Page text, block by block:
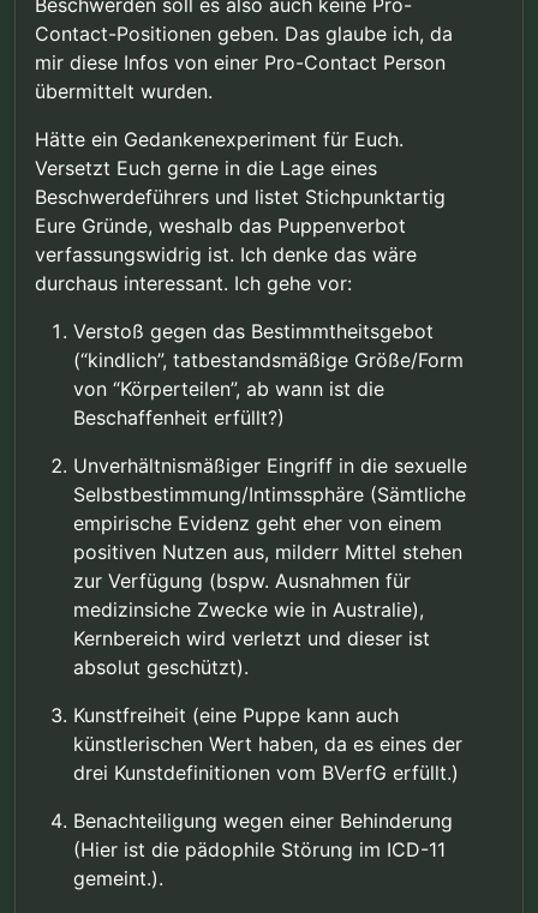
Beschwerden soll es also auch keine Pro-
Contact-Positionen geben. Das glaube ich, da
mir diese Infos von einer Pro-Contact Person
übermittelt wurden.
Hätte ein Gedankenexperiment für Euch.
Versetzt Euch gerne in die Lage eines
Beschwerdeführers und listet Stichpunktartig
Eure Gründe, weshalb das Puppenverbot
verfassungswidrig ist. Ich denke das wäre
durchaus interessant. Ich gehe vor:
Verstoß gegen das Bestimmtheitsgebot
(“kindlich”, tatbestandsmäßige Größe/Form
von “Körperteilen”, ab wann ist die
Beschaffenheit erfüllt?)
Unverhältnismäßiger Eingriff in die sexuelle
Selbstbestimmung/Intimssphäre (Sämtliche
empirische Evidenz geht eher von einem
positiven Nutzen aus, milderr Mittel stehen
zur Verfügung (bspw. Ausnahmen für
medizinsiche Zwecke wie in Australie),
Kernbereich wird verletzt und dieser ist
absolut geschützt).
Kunstfreiheit (eine Puppe kann auch
künstlerischen Wert haben, da es eines der
drei Kunstdefinitionen vom BVerfG erfüllt.)
Benachteiligung wegen einer Behinderung
(Hier ist die pädophile Störung im ICD-11
gemeint.).